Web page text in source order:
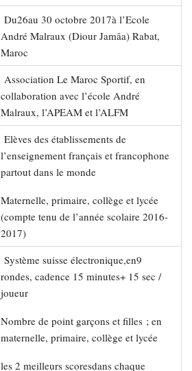
Du26au 30 octobre 2017à l’Ecole
André Malraux (Diour Jamâa) Rabat,
Maroc
Association Le Maroc Sportif, en
collaboration avec l’école André
Malraux, l’APEAM et l’ALFM
Elèves des établissements de
l’enseignement français et francophone
partout dans le monde
Maternelle, primaire, collège et lycée
(compte tenu de l’année scolaire 2016-
2017)
Système suisse électronique,en9
rondes, cadence 15 minutes+ 15 sec /
joueur
Nombre de point garçons et filles ; en
maternelle, primaire, collège et lycée
les 2 meilleurs scoresdans chaque